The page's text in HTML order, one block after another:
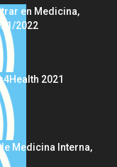
en Medicina,
2022
2021
Medicina Interna,